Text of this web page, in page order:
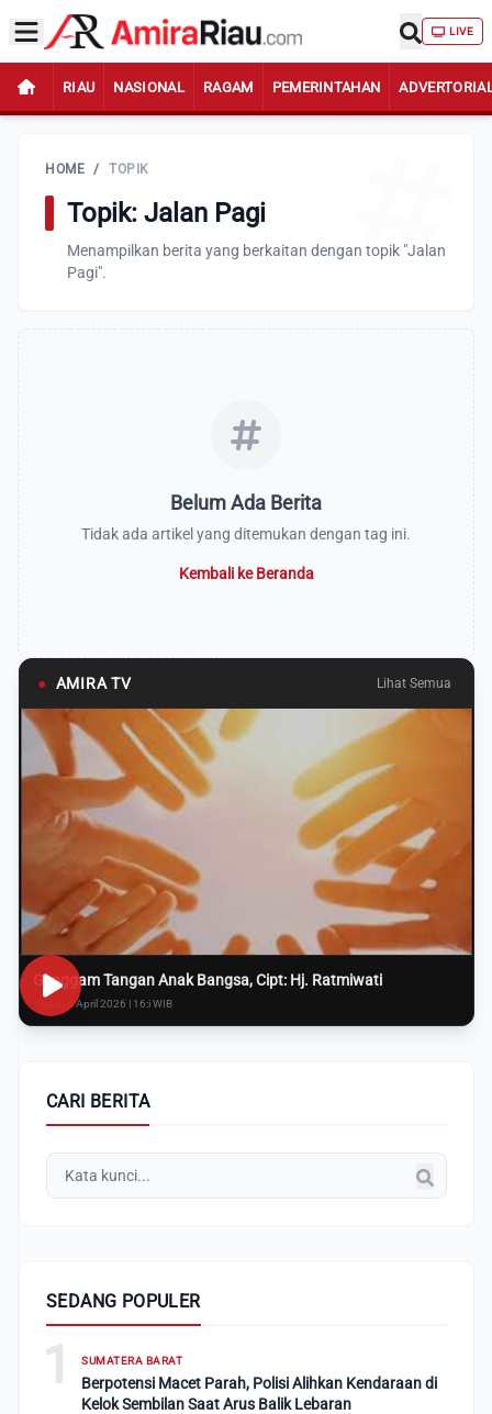
LIVE
RIAU NASIONAL RAGAM PEMERINTAHAN
HOME / TOPIK
Topik: Jalan Pagi
Menampilkan berita yang berkaitan dengan topik "Jalan
Pagi".
Belum Ada Berita
Tidak ada artikel yang ditemukan dengan tag ini.
Kembali ke Beranda
● AMIRA TV Lihat Semua
Genggam Tangan Anak Bangsa, Cipt: Hj. Ratmiwati
Rabu, 8 April 2026 | 16:i WIB
CARI BERITA
SEDANG POPULER
1 SUMATERA BARAT
Berpotensi Macet Parah, Polisi Alihkan Kendaraan di
Kelok Sembilan Saat Arus Balik Lebaran